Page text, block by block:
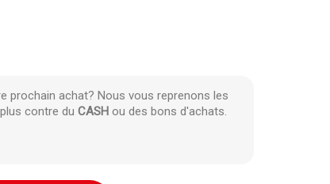
prochain achat? Nous vous reprenons les
contre du CASH ou des bons d'achats.